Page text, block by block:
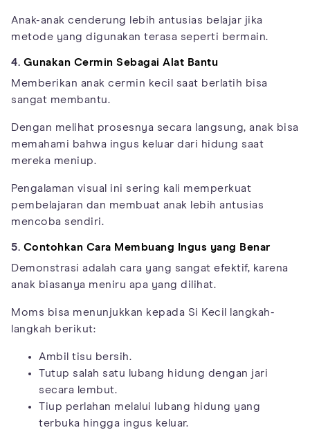
Anak-anak cenderung lebih antusias belajar jika
metode yang digunakan terasa seperti bermain.
4. Gunakan Cermin Sebagai Alat Bantu
Memberikan anak cermin kecil saat berlatih bisa
sangat membantu.
Dengan melihat prosesnya secara langsung, anak bisa
memahami bahwa ingus keluar dari hidung saat
mereka meniup.
Pengalaman visual ini sering kali memperkuat
pembelajaran dan membuat anak lebih antusias
mencoba sendiri.
5. Contohkan Cara Membuang Ingus yang Benar
Demonstrasi adalah cara yang sangat efektif, karena
anak biasanya meniru apa yang dilihat.
Moms bisa menunjukkan kepada Si Kecil langkah-
langkah berikut:
Ambil tisu bersih.
Tutup salah satu lubang hidung dengan jari
secara lembut.
Tiup perlahan melalui lubang hidung yang
terbuka hingga ingus keluar.